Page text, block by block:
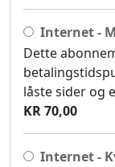
Internet -
Dette
låste sider og
KR 70,00
Internet -